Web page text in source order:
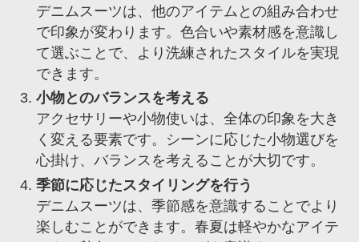
デニムスーツは、他のアイテムとの組み合わせ
で印象が変わります。色合いや素材感を意識し
て選ぶことで、より洗練されたスタイルを実現
できます。
小物とのバランスを考える
アクセサリーや小物使いは、全体の印象を大き
く変える要素です。シーンに応じた小物選びを
心掛け、バランスを考えることが大切です。
季節に応じたスタイリングを行う
デニムスーツは、季節感を意識することでより
楽しむことができます。春夏は軽やかなアイテ